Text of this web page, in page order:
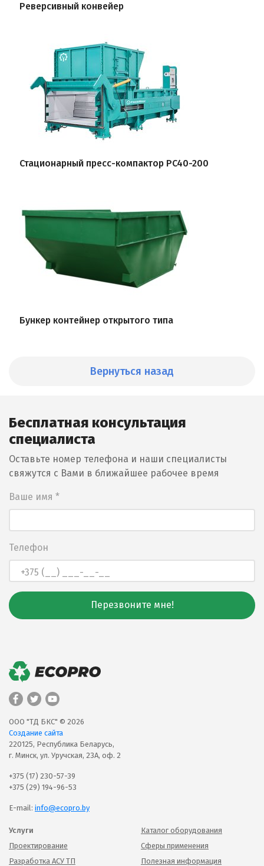
Реверсивный конвейер
Стационарный пресс-компактор PC40-200
Бункер контейнер открытого типа
Вернуться назад
Бесплатная консультация
специалиста
Оставьте номер телефона и наши специалисты
свяжутся с Вами в ближайшее рабочее время
Ваше имя *
Телефон
Перезвоните мне!
ООО "ТД БКС" © 2026
Создание сайта
220125, Республика Беларусь,
г. Минск, ул. Уручская, 23А, оф. 2
+375 (17) 230-57-39
+375 (29) 194-96-53
E-mail: info@ecopro.by
Услуги
Проектирование
Разработка АСУ ТП
Каталог оборудования
Сферы применения
Полезная информация